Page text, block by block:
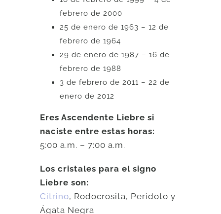
febrero de 2000
25 de enero de 1963 – 12 de
febrero de 1964
29 de enero de 1987 – 16 de
febrero de 1988
3 de febrero de 2011 – 22 de
enero de 2012
Eres Ascendente Liebre si
naciste entre estas horas:
5:00 a.m. – 7:00 a.m.
Los cristales para el signo
Liebre son:
Citrino, Rodocrosita, Peridoto y
Ágata Negra